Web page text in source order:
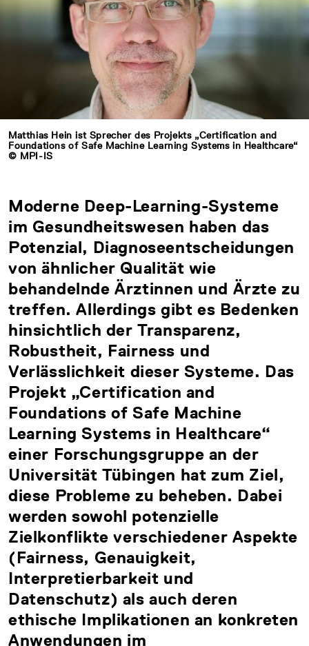
Matthias Hein ist Sprecher des Projekts „Certification and
Foundations of Safe Machine Learning Systems in Healthcare“
© MPI-IS
Moderne Deep-Learning-Systeme
im Gesundheitswesen haben das
Potenzial, Diagnoseentscheidungen
von ähnlicher Qualität wie
behandelnde Ärztinnen und Ärzte zu
treffen. Allerdings gibt es Bedenken
hinsichtlich der Transparenz,
Robustheit, Fairness und
Verlässlichkeit dieser Systeme. Das
Projekt „Certification and
Foundations of Safe Machine
Learning Systems in Healthcare“
einer Forschungsgruppe an der
Universität Tübingen hat zum Ziel,
diese Probleme zu beheben. Dabei
werden sowohl potenzielle
Zielkonflikte verschiedener Aspekte
(Fairness, Genauigkeit,
Interpretierbarkeit und
Datenschutz) als auch deren
ethische Implikationen an konkreten
Anwendungen im